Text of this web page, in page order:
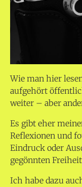
Wie man hier
aufgehört
weiter – aber
Es gibt eher
Reflexionen und
Eindruck oder
gegönnten
Ich habe dazu